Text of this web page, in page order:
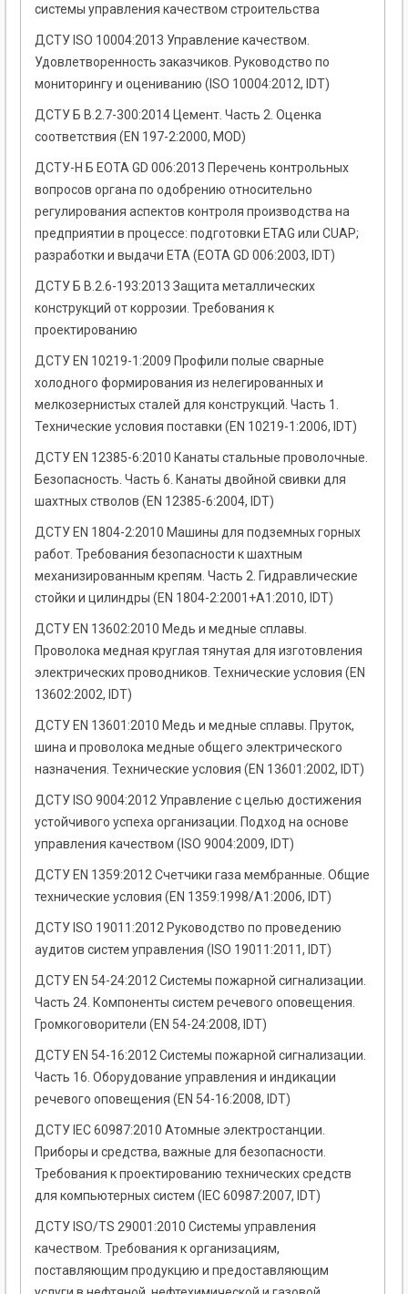
системы управления качеством строительства
ДСТУ ISO 10004:2013 Управление качеством.
Удовлетворенность заказчиков. Руководство по
мониторингу и оцениванию (ISO 10004:2012, IDT)
ДСТУ Б В.2.7-300:2014 Цемент. Часть 2. Оценка
соответствия (EN 197-2:2000, MOD)
ДСТУ-Н Б EOTA GD 006:2013 Перечень контрольных
вопросов органа по одобрению относительно
регулирования аспектов контроля производства на
предприятии в процессе: подготовки ETAG или CUAP;
разработки и выдачи ЕТА (EOTA GD 006:2003, IDT)
ДСТУ Б В.2.6-193:2013 Защита металлических
конструкций от коррозии. Требования к
проектированию
ДСТУ EN 10219-1:2009 Профили полые сварные
холодного формирования из нелегированных и
мелкозернистых сталей для конструкций. Часть 1.
Технические условия поставки (EN 10219-1:2006, IDT)
ДСТУ EN 12385-6:2010 Канаты стальные проволочные.
Безопасность. Часть 6. Канаты двойной свивки для
шахтных стволов (EN 12385-6:2004, IDT)
ДСТУ EN 1804-2:2010 Машины для подземных горных
работ. Требования безопасности к шахтным
механизированным крепям. Часть 2. Гидравлические
стойки и цилиндры (EN 1804-2:2001+A1:2010, IDT)
ДСТУ EN 13602:2010 Медь и медные сплавы.
Проволока медная круглая тянутая для изготовления
электрических проводников. Технические условия (EN
13602:2002, IDT)
ДСТУ EN 13601:2010 Медь и медные сплавы. Пруток,
шина и проволока медные общего электрического
назначения. Технические условия (EN 13601:2002, IDT)
ДСТУ ISO 9004:2012 Управление с целью достижения
устойчивого успеха организации. Подход на основе
управления качеством (ISO 9004:2009, IDT)
ДСТУ EN 1359:2012 Счетчики газа мембранные. Общие
технические условия (EN 1359:1998/A1:2006, IDT)
ДСТУ ISO 19011:2012 Руководство по проведению
аудитов систем управления (ISO 19011:2011, IDT)
ДСТУ EN 54-24:2012 Системы пожарной сигнализации.
Часть 24. Компоненты систем речевого оповещения.
Громкоговорители (EN 54-24:2008, IDT)
ДСТУ EN 54-16:2012 Системы пожарной сигнализации.
Часть 16. Оборудование управления и индикации
речевого оповещения (EN 54-16:2008, IDT)
ДСТУ IEC 60987:2010 Атомные электростанции.
Приборы и средства, важные для безопасности.
Требования к проектированию технических средств
для компьютерных систем (IEC 60987:2007, IDT)
ДСТУ ISO/TS 29001:2010 Системы управления
качеством. Требования к организациям,
поставляющим продукцию и предоставляющим